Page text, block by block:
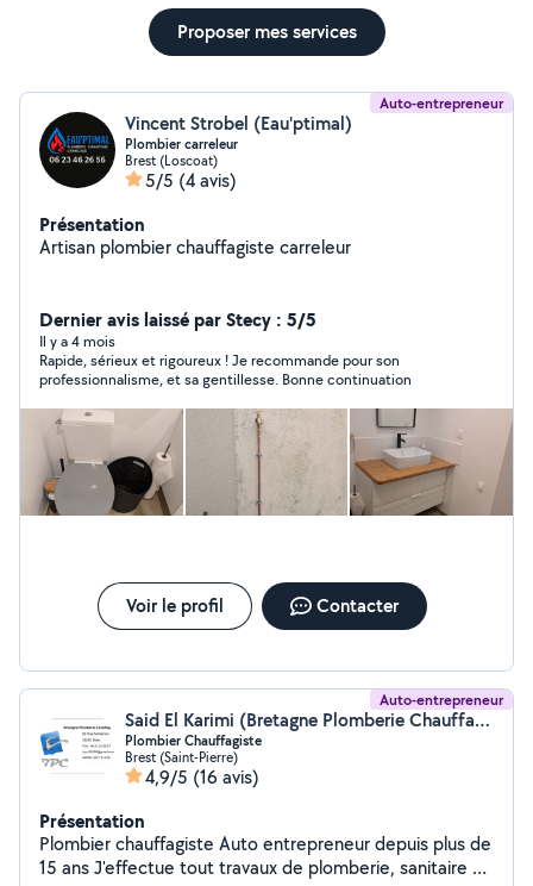
Proposer mes services
Auto-entrepreneur
Vincent Strobel (Eau'ptimal)
Plombier carreleur
Brest (Loscoat)
5/5 (4 avis)
Présentation
Artisan plombier chauffagiste carreleur
Dernier avis laissé par Stecy : 5/5
Il y a 4 mois
Rapide, sérieux et rigoureux ! Je recommande pour son
professionnalisme, et sa gentillesse. Bonne continuation
Voir le profil Contacter
Auto-entrepreneur
Said El Karimi (Bretagne Plomberie Chauffage)
Plombier Chauffagiste
Brest (Saint-Pierre)
4,9/5 (16 avis)
Présentation
Plombier chauffagiste Auto entrepreneur depuis plus de
15 ans J'effectue tout travaux de plomberie, sanitaire et